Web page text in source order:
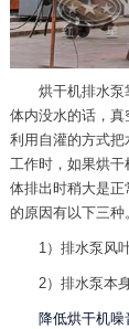
烘干机排水泵
体内没水的话，
利用自灌的方式
工作时，如果烘
体排出时稍大是
的原因有以下三种
1）排水泵风
2）排水泵本
降低烘干机